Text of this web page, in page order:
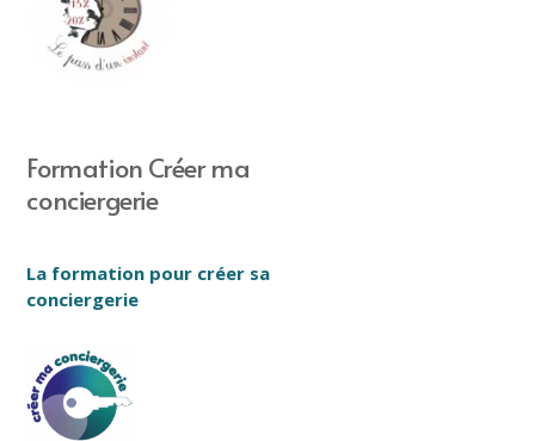
Formation Créer ma
conciergerie
La formation pour créer sa
conciergerie